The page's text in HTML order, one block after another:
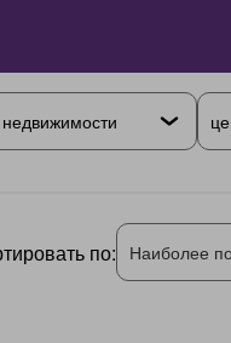
по: Наиболее